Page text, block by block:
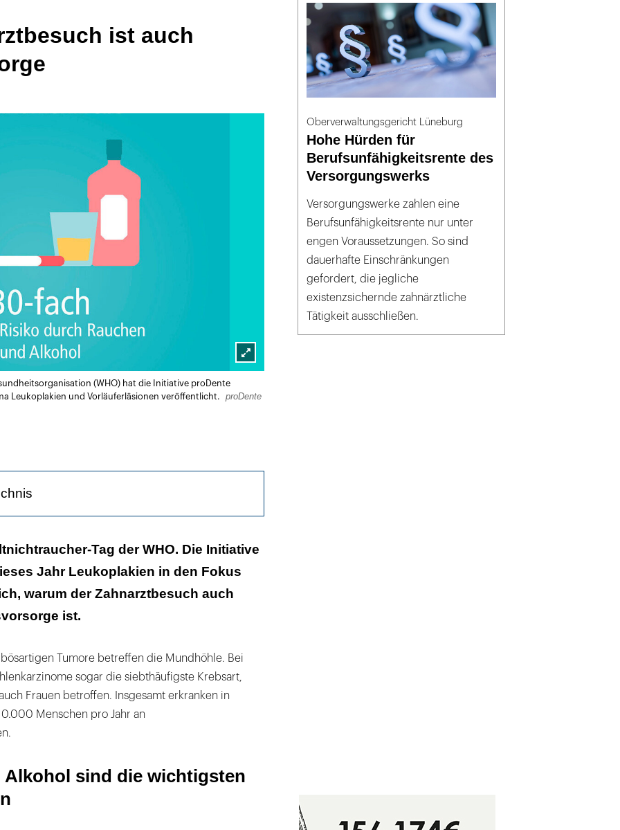
ist auch
Lightbox
öffnen
(WHO) hat die Initiative proDente
Leukoplakien und Vorläuferläsionen veröffentlicht.
proDente
sind die wichtigsten Risikofaktoren
die Vorstufe einer Krebserkrankung sein
Tag der WHO. Die Initiative
Jahr Leukoplakien in den Fokus
warum der Zahnarztbesuch auch
ist.
Tumore betreffen die Mundhöhle. Bei
sogar die siebthäufigste Krebsart,
Frauen betroffen. Insgesamt erkranken in
Menschen pro Jahr an
Alkohol sind die wichtigsten
Oberverwaltungsgericht Lüneburg
Hohe Hürden für
Berufsunfähigkeitsrente des
Versorgungswerks
Versorgungswerke zahlen eine
Berufsunfähigkeitsrente nur unter
engen Voraussetzungen. So sind
dauerhafte Einschränkungen
gefordert, die jegliche
existenzsichernde zahnärztliche
Tätigkeit ausschließen.